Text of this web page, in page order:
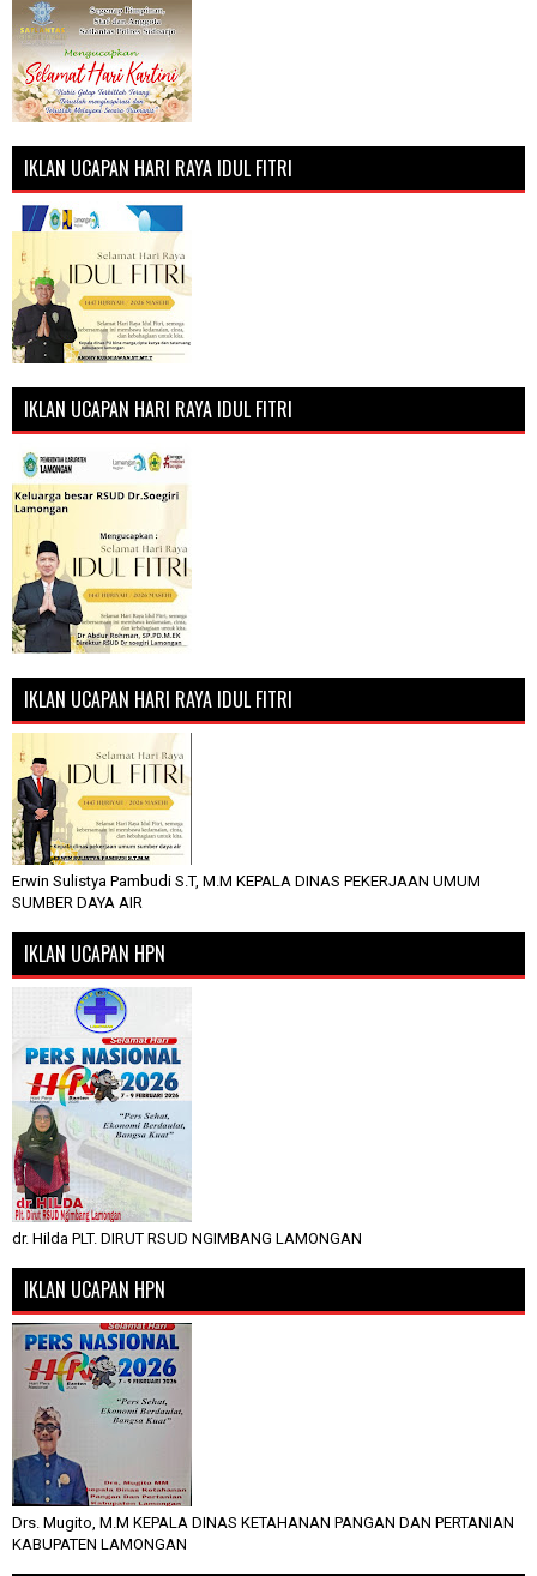
IKLAN UCAPAN HARI RAYA IDUL FITRI
IKLAN UCAPAN HARI RAYA IDUL FITRI
IKLAN UCAPAN HARI RAYA IDUL FITRI
Erwin Sulistya Pambudi S.T, M.M KEPALA DINAS PEKERJAAN UMUM
SUMBER DAYA AIR
IKLAN UCAPAN HPN
dr. Hilda PLT. DIRUT RSUD NGIMBANG LAMONGAN
IKLAN UCAPAN HPN
Drs. Mugito, M.M KEPALA DINAS KETAHANAN PANGAN DAN PERTANIAN
KABUPATEN LAMONGAN